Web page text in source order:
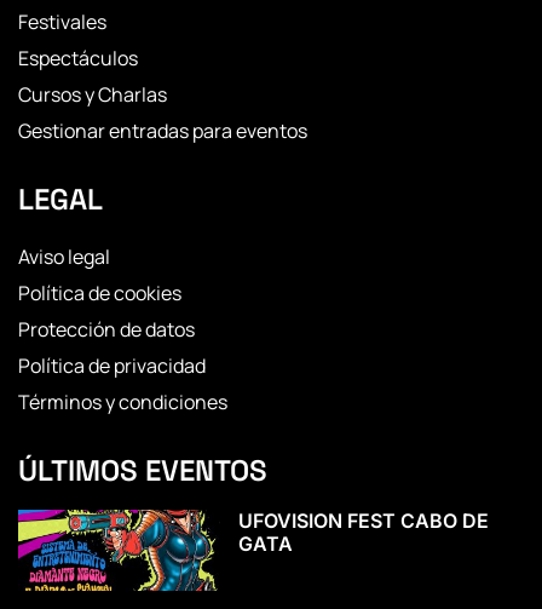
Festivales
Espectáculos
Cursos y Charlas
Gestionar entradas para eventos
LEGAL
Aviso legal
Política de cookies
Protección de datos
Política de privacidad
Términos y condiciones
ÚLTIMOS EVENTOS
UFOVISION FEST CABO DE
GATA